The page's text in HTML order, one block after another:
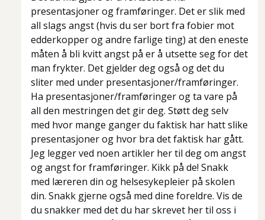
presentasjoner og framføringer. Det er slik med
all slags angst (hvis du ser bort fra fobier mot
edderkopper og andre farlige ting) at den eneste
måten å bli kvitt angst på er å utsette seg for det
man frykter. Det gjelder deg også og det du
sliter med under presentasjoner/framføringer.
Ha presentasjoner/framføringer og ta vare på
all den mestringen det gir deg. Støtt deg selv
med hvor mange ganger du faktisk har hatt slike
presentasjoner og hvor bra det faktisk har gått.
Jeg legger ved noen artikler her til deg om angst
og angst for framføringer. Kikk på de! Snakk
med læreren din og helsesykepleier på skolen
din. Snakk gjerne også med dine foreldre. Vis de
du snakker med det du har skrevet her til oss i